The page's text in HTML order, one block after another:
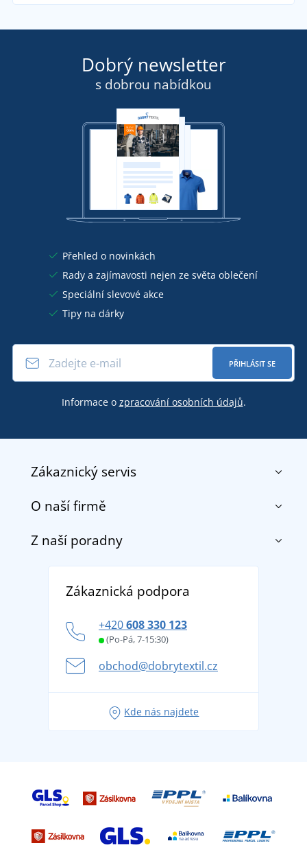
Dobrý newsletter
s dobrou nabídkou
Přehled o novinkách
Rady a zajímavosti nejen ze světa oblečení
Speciální slevové akce
Tipy na dárky
PŘIHLÁSIT SE
Informace o zpracování osobních údajů.
Zákaznický servis
Kontakt
Doprava a platba
Vrácení zboží a reklamace
Potisk a výšivka
Věrnostní program BONTIS +
O naší firmě
O nás
DobrýTextil pro firmy a organizace
Z naší poradny
tradicí od roku 1976
Letní dobrodružství začíná balením aneb připravte
se na dovolenou bez starostí
Zákaznická podpora
+420608 330 123
(Po-Pá, 7-15:30)
obchod@dobrytextil.cz
Kde nás najdete